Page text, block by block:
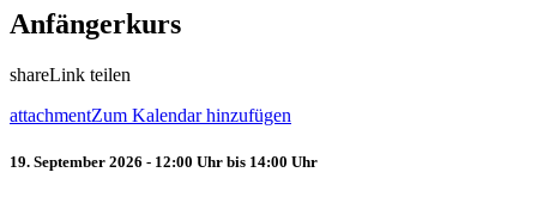
Anfängerkurs
shareLink teilen
attachmentZum Kalendar hinzufügen
19. September 2026 - 12:00 Uhr bis 14:00 Uhr